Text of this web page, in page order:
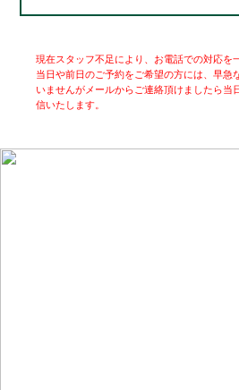
現在スタッフ不足により、お電話での対応を
当日や前日のご予約をご希望の方には、早急
いませんがメールからご連絡頂けましたら当
信いたします。